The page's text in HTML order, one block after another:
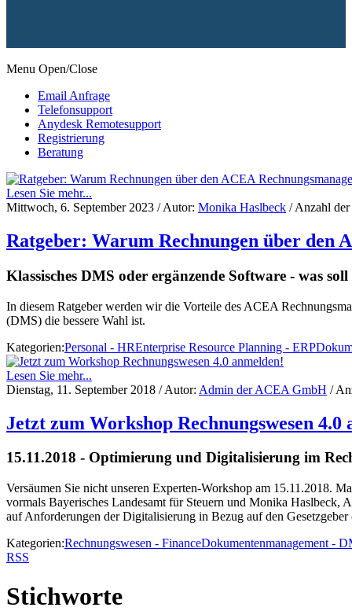
Menu Open/Close
Email Anfrage
Telefonsupport
Anydesk Remotesupport
Registrierung
Beratung
Lesen Sie mehr...
Mittwoch, 6. September 2023 / Autor: Monika Haslbeck / Anzahl
Ratgeber: Warum Rechnungen über den
Klassisches DMS oder ergänzende Software - was
In diesem Ratgeber werden wir die Vorteile des ACEA
(DMS) die bessere Wahl ist.
Kategorien:Personal - HREnterprise Resource Planning - ERP
Lesen Sie mehr...
Dienstag, 11. September 2018 / Autor: Admin der ACEA GmbH /
Jetzt zum Workshop Rechnungswesen 4.0
15.11.2018 - Optimierung und Digitalisierung im
Versäumen Sie nicht unseren Experten-Workshop am 15.11.2018.
vormals Bayerisches Landesamt für Steuern und Monika
auf Anforderungen der Digitalisierung in Bezug auf den
Kategorien:Rechnungswesen - FinanceDokumentenmanagement -
RSS
Stichworte